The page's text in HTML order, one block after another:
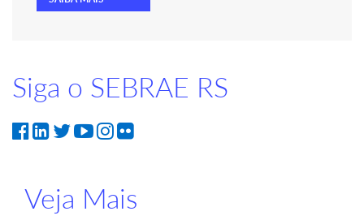
Siga o SEBRAE RS
Veja Mais